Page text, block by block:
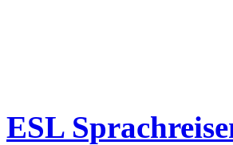
ESL